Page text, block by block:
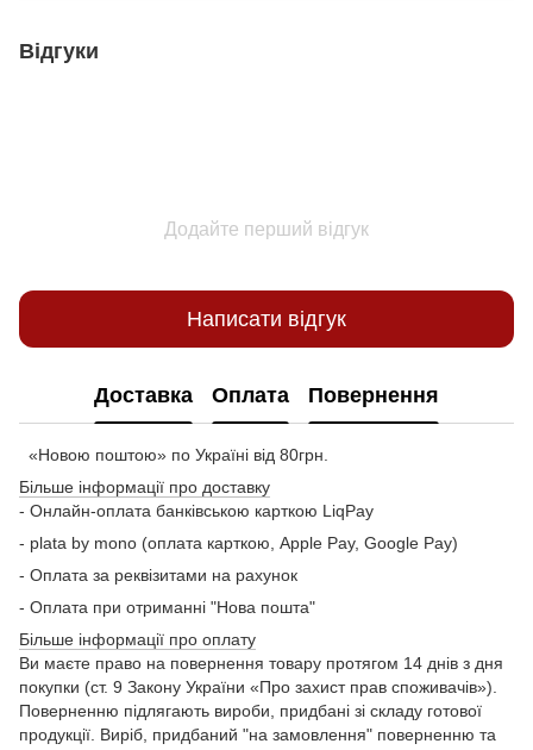
Відгуки
Додайте перший відгук
Написати відгук
Доставка Оплата Повернення
«Новою поштою» по Україні від 80грн.
Більше інформації про доставку
- Онлайн-оплата банківською карткою LiqPay
- plata by mono (оплата карткою, Apple Pay, Google Pay)
- Оплата за реквізитами на рахунок
- Оплата при отриманні "Нова пошта"
Більше інформації про оплату
Ви маєте право на повернення товару протягом 14 днів з дня
покупки (ст. 9 Закону України «Про захист прав споживачів»).
Поверненню підлягають вироби, придбані зі складу готової
продукції. Виріб, придбаний "на замовлення" поверненню та